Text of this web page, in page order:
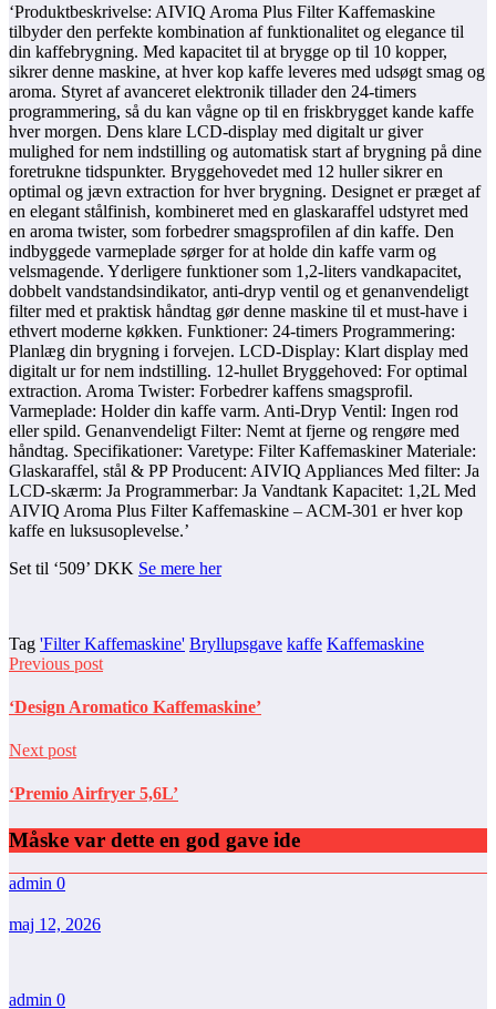
‘Produktbeskrivelse: AIVIQ Aroma Plus Filter Kaffemaskine
tilbyder den perfekte kombination af funktionalitet og elegance til
din kaffebrygning. Med kapacitet til at brygge op til 10 kopper,
sikrer denne maskine, at hver kop kaffe leveres med udsøgt smag og
aroma. Styret af avanceret elektronik tillader den 24-timers
programmering, så du kan vågne op til en friskbrygget kande kaffe
hver morgen. Dens klare LCD-display med digitalt ur giver
mulighed for nem indstilling og automatisk start af brygning på dine
foretrukne tidspunkter. Bryggehovedet med 12 huller sikrer en
optimal og jævn extraction for hver brygning. Designet er præget af
en elegant stålfinish, kombineret med en glaskaraffel udstyret med
en aroma twister, som forbedrer smagsprofilen af din kaffe. Den
indbyggede varmeplade sørger for at holde din kaffe varm og
velsmagende. Yderligere funktioner som 1,2-liters vandkapacitet,
dobbelt vandstandsindikator, anti-dryp ventil og et genanvendeligt
filter med et praktisk håndtag gør denne maskine til et must-have i
ethvert moderne køkken. Funktioner: 24-timers Programmering:
Planlæg din brygning i forvejen. LCD-Display: Klart display med
digitalt ur for nem indstilling. 12-hullet Bryggehoved: For optimal
extraction. Aroma Twister: Forbedrer kaffens smagsprofil.
Varmeplade: Holder din kaffe varm. Anti-Dryp Ventil: Ingen rod
eller spild. Genanvendeligt Filter: Nemt at fjerne og rengøre med
håndtag. Specifikationer: Varetype: Filter Kaffemaskiner Materiale:
Glaskaraffel, stål & PP Producent: AIVIQ Appliances Med filter: Ja
LCD-skærm: Ja Programmerbar: Ja Vandtank Kapacitet: 1,2L Med
AIVIQ Aroma Plus Filter Kaffemaskine – ACM-301 er hver kop
kaffe en luksusoplevelse.’
Set til ‘509’ DKK Se mere her
Tag 'Filter Kaffemaskine' Bryllupsgave kaffe Kaffemaskine
Previous post
‘Design Aromatico Kaffemaskine’
Next post
‘Premio Airfryer 5,6L’
Måske var dette en god gave ide
admin 0
maj 12, 2026
admin 0